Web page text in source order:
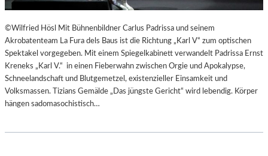
©Wilfried Hösl Mit Bühnenbildner Carlus Padrissa und seinem
Akrobatenteam La Fura dels Baus ist die Richtung „Karl V“ zum optischen
Spektakel vorgegeben. Mit einem Spiegelkabinett verwandelt Padrissa Ernst
Kreneks „Karl V.“ in einen Fieberwahn zwischen Orgie und Apokalypse,
Schneelandschaft und Blutgemetzel, existenzieller Einsamkeit und
Volksmassen. Tizians Gemälde „Das jüngste Gericht“ wird lebendig. Körper
hängen sadomasochistisch…